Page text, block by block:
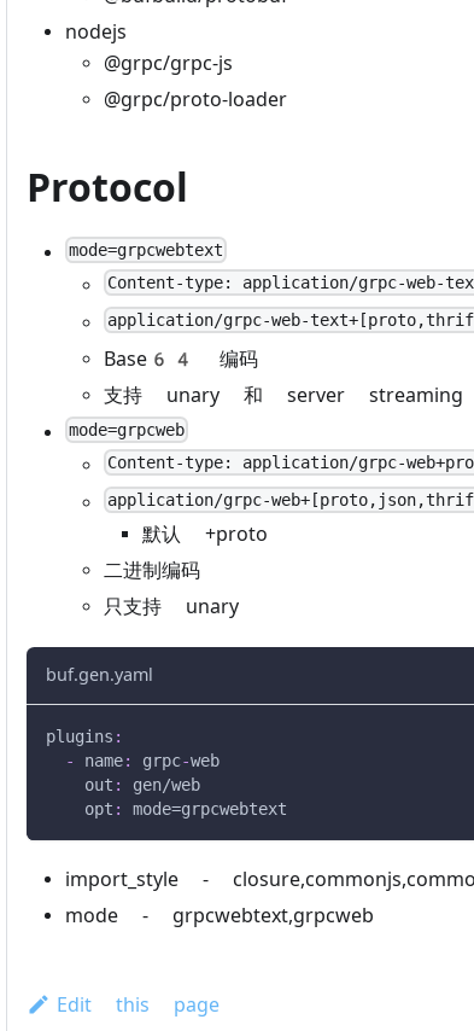
nodejs
@grpc/grpc-js
@grpc/proto-loader
Protocol
mode=grpcwebtext
Content-type: application/grpc-web-
application/grpc-web-
Base64 编码
支持 unary 和 server streaming
mode=grpcweb
Content-type: application/grpc-
application/grpc-
默认 +proto
二进制编码
只支持 unary
buf.gen.yaml
plugins :
-
name: grpc-web
out :
gen/web
opt : mode=grpcwebtext
import_style -
mode - grpcwebtext,grpcweb
Edit this page